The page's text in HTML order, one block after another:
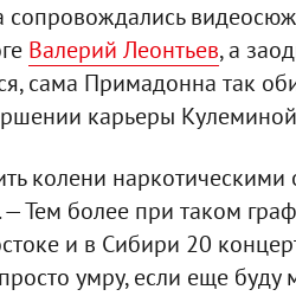
Валерий Леонтьев, а
сама Примадонна так
карьеры
колени
Тем более при таком
и в Сибири 20
умру, если еще буду